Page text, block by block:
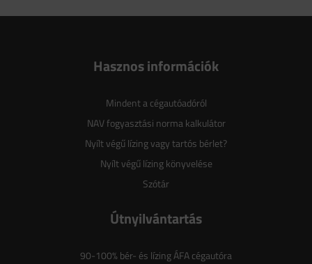
Hasznos információk
Mindent a cégautóadóról
NAV fogyasztási norma kalkulátor
Nyílt végű lízing vagy tartós bérlet?
Nyílt végű lízing könyvelése
Szótár
Útnyilvántartás
90-100% bér- és lízing ÁFA cégautóra